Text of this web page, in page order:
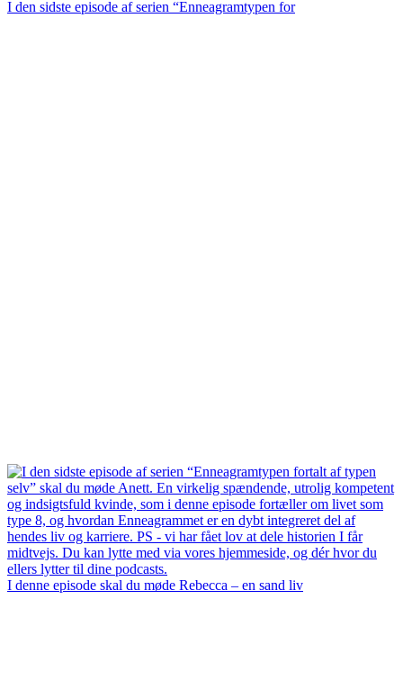
I den sidste episode af serien “Enneagramtypen for
I denne episode skal du møde Rebecca – en sand liv